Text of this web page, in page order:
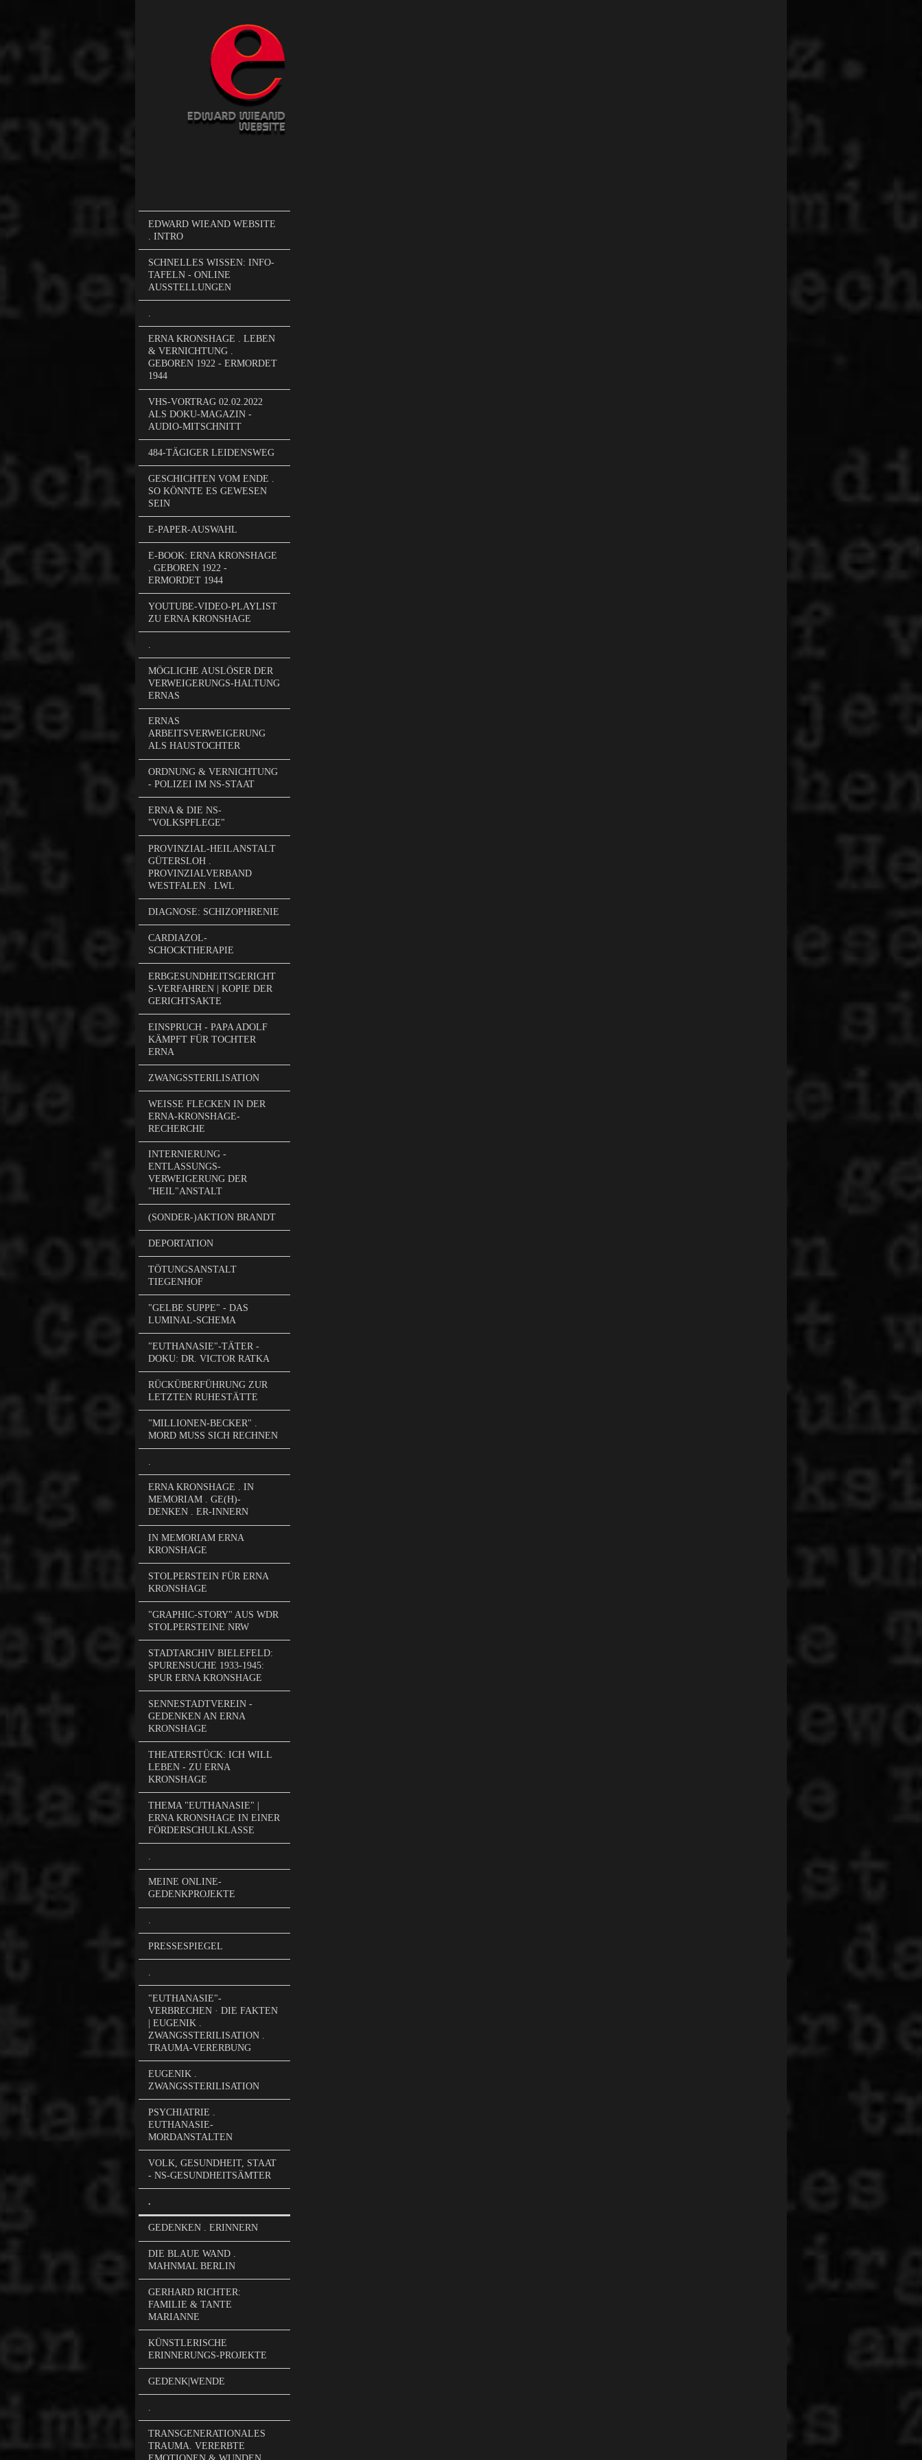
EDWARD WIEAND WEBSITE
. INTRO
SCHNELLES WISSEN: INFO-
TAFELN - ONLINE
AUSSTELLUNGEN
ERNA KRONSHAGE . LEBEN
& VERNICHTUNG .
GEBOREN 1922 - ERMORDET
1944
VHS-VORTRAG 02.02.2022
ALS DOKU-MAGAZIN -
AUDIO-MITSCHNITT
484-TÄGIGER LEIDENSWEG
GESCHICHTEN VOM ENDE .
SO KÖNNTE ES GEWESEN
SEIN
E-PAPER-AUSWAHL
E-BOOK: ERNA KRONSHAGE
. GEBOREN 1922 -
ERMORDET 1944
YOUTUBE-VIDEO-PLAYLIST
ZU ERNA KRONSHAGE
MÖGLICHE AUSLÖSER DER
VERWEIGERUNGS-HALTUNG
ERNAS
ERNAS
ARBEITSVERWEIGERUNG
ALS HAUSTOCHTER
ORDNUNG & VERNICHTUNG
- POLIZEI IM NS-STAAT
ERNA & DIE NS-
"VOLKSPFLEGE"
PROVINZIAL-HEILANSTALT
GÜTERSLOH .
PROVINZIALVERBAND
WESTFALEN . LWL
DIAGNOSE: SCHIZOPHRENIE
CARDIAZOL-
SCHOCKTHERAPIE
ERBGESUNDHEITSGERICHT
S-VERFAHREN | KOPIE DER
GERICHTSAKTE
EINSPRUCH - PAPA ADOLF
KÄMPFT FÜR TOCHTER
ERNA
ZWANGSSTERILISATION
WEISSE FLECKEN IN DER
ERNA-KRONSHAGE-
RECHERCHE
INTERNIERUNG -
ENTLASSUNGS-
VERWEIGERUNG DER
"HEIL"ANSTALT
(SONDER-)AKTION BRANDT
DEPORTATION
TÖTUNGSANSTALT
TIEGENHOF
"GELBE SUPPE" - DAS
LUMINAL-SCHEMA
"EUTHANASIE"-TÄTER -
DOKU: DR. VICTOR RATKA
RÜCKÜBERFÜHRUNG ZUR
LETZTEN RUHESTÄTTE
"MILLIONEN-BECKER" .
MORD MUSS SICH RECHNEN
ERNA KRONSHAGE . IN
MEMORIAM . GE(H)-
DENKEN . ER-INNERN
IN MEMORIAM ERNA
KRONSHAGE
STOLPERSTEIN FÜR ERNA
KRONSHAGE
"GRAPHIC-STORY" AUS WDR
STOLPERSTEINE NRW
STADTARCHIV BIELEFELD:
SPURENSUCHE 1933-1945:
SPUR ERNA KRONSHAGE
SENNESTADTVEREIN -
GEDENKEN AN ERNA
KRONSHAGE
THEATERSTÜCK: ICH WILL
LEBEN - ZU ERNA
KRONSHAGE
THEMA "EUTHANASIE" |
ERNA KRONSHAGE IN EINER
FÖRDERSCHULKLASSE
MEINE ONLINE-
GEDENKPROJEKTE
.
PRESSESPIEGEL
.
"EUTHANASIE"-
VERBRECHEN · DIE FAKTEN
| EUGENIK .
ZWANGSSTERILISATION .
TRAUMA-VERERBUNG
EUGENIK .
ZWANGSSTERILISATION
PSYCHIATRIE .
EUTHANASIE-
MORDANSTALTEN
VOLK, GESUNDHEIT, STAAT
- NS-GESUNDHEITSÄMTER
.
GEDENKEN . ERINNERN
DIE BLAUE WAND .
MAHNMAL BERLIN
GERHARD RICHTER:
FAMILIE & TANTE
MARIANNE
KÜNSTLERISCHE
ERINNERUNGS-PROJEKTE
GEDENK|WENDE
TRANSGENERATIONALES
TRAUMA. VERERBTE